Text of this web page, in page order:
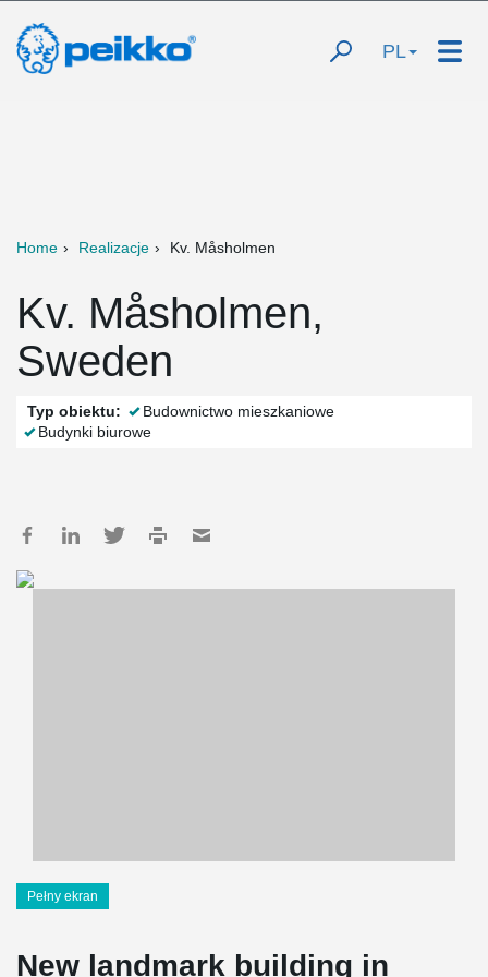
PL
Home Realizacje Kv. Måsholmen
Kv. Måsholmen,
Sweden
Typ obiektu:
Budownictwo mieszkaniowe
Budynki biurowe
Pełny ekran
New landmark building in